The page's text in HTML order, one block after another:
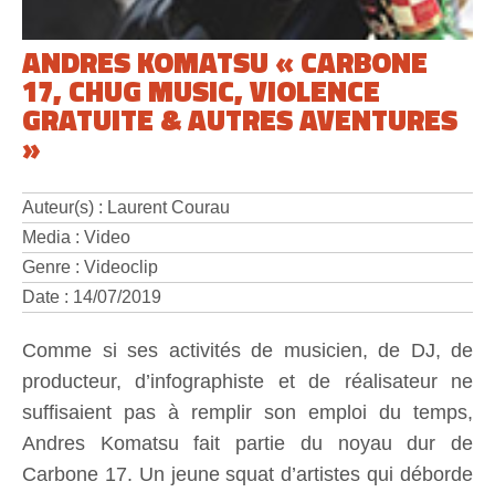
ANDRES KOMATSU « CARBONE
17, CHUG MUSIC, VIOLENCE
GRATUITE & AUTRES AVENTURES
»
Auteur(s) : Laurent Courau
Media : Video
Genre : Videoclip
Date : 14/07/2019
Comme si ses activités de musicien, de DJ, de
producteur, d’infographiste et de réalisateur ne
suffisaient pas à remplir son emploi du temps,
Andres Komatsu fait partie du noyau dur de
Carbone 17. Un jeune squat d’artistes qui déborde